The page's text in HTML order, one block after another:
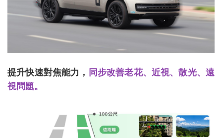
提升快速對焦能力， 同步改善老花、近視、散光、遠
視問題。